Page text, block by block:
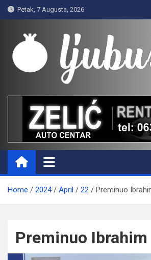
Skip
to
content
Petak, 7 Augusta, 2026
Ljubušaci
Svom voljenom gradu
Home 2024 April 22 Preminuo
Preminuo Ibrahim